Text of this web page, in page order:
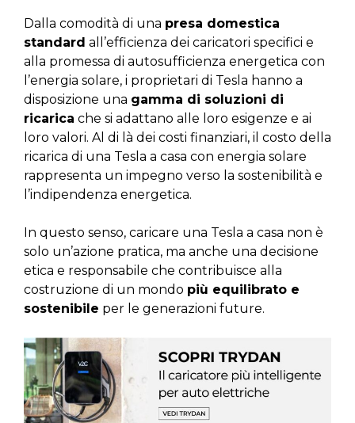
Dalla comodità di una presa domestica
standard all’efficienza dei caricatori specifici e
alla promessa di autosufficienza energetica con
l’energia solare, i proprietari di Tesla hanno a
disposizione una gamma di soluzioni di
ricarica che si adattano alle loro esigenze e ai
loro valori. Al di là dei costi finanziari, il costo della
ricarica di una Tesla a casa con energia solare
rappresenta un impegno verso la sostenibilità e
l’indipendenza energetica.
In questo senso, caricare una Tesla a casa non è
solo un’azione pratica, ma anche una decisione
etica e responsabile che contribuisce alla
costruzione di un mondo più equilibrato e
sostenibile per le generazioni future.